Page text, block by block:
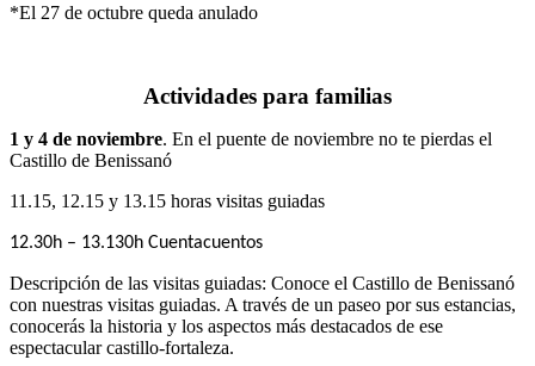
*El 27 de octubre queda anulado
Actividades para familias
1 y 4 de noviembre. En el puente de noviembre no te pierdas el
Castillo de Benissanó
11.15, 12.15 y 13.15 horas visitas guiadas
12.30h – 13.130h Cuentacuentos
Descripción de las visitas guiadas: Conoce el Castillo de Benissanó
con nuestras visitas guiadas. A través de un paseo por sus estancias,
conocerás la historia y los aspectos más destacados de ese
espectacular castillo-fortaleza.